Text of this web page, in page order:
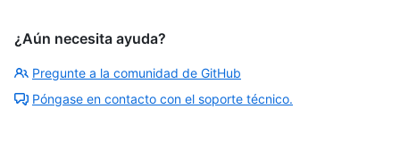
¿Aún necesita ayuda?
Pregunte a la comunidad de GitHub
Póngase en contacto con el soporte técnico.